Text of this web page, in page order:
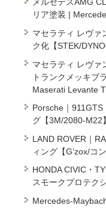
メルセデスAMG
リア塗装 |
マセラティ レヴァ
ク化【STEK/
マセラティ レヴァ
トランクメッキブ
Maserati Levante
Porsche｜
グ【3M/2080-M22】
LAND ROVER｜
ィング【G’zox/コ
HONDA CIVIC・
スモークプロテク
Mercedes-